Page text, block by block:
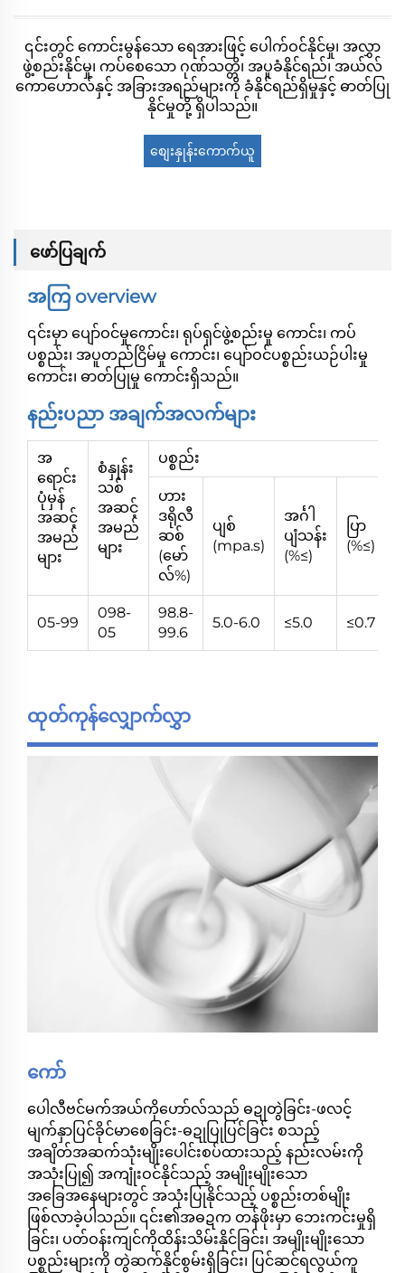
၎င်းတွင် ကောင်းမွန်သော ရေအားဖြင့် ပေါက်ဝင်နိုင်မှု၊ အလွှာ
ဖွဲ့စည်းနိုင်မှု၊ ကပ်စေသော ဂုဏ်သတ္တိ၊ အပူခံနိုင်ရည်၊ အယ်လ်
ကောဟောလ်နှင့် အခြားအရည်များကို ခံနိုင်ရည်ရှိမှုနှင့် ဓာတ်ပြု
နိုင်မှုတို့ ရှိပါသည်။
စျေးနှုန်းကောက်ယူ
ဖော်ပြချက်
အကြ overview
၎င်းမှာ ပျော်ဝင်မှုကောင်း၊ ရုပ်ရှင်ဖွဲ့စည်းမှု ကောင်း၊ ကပ်
ပစ္စည်း၊ အပူတည်ငြိမ်မှု ကောင်း၊ ပျော်ဝင်ပစ္စည်းယဉ်ပါးမှု
ကောင်း၊ ဓာတ်ပြုမှု ကောင်းရှိသည်။
နည်းပညာ အချက်အလက်များ
အ
ရောင်း
ပုံမှန်
အဆင့်
အမည်
များ
စံနှုန်း
သစ်
အဆင့်
အမည်
များ
ပစ္စည်း
ဟား
ဒရိုလီ
ဆစ်
(မော်
လ်%)
ပျစ်
(mpa.s)
အင်္ဂါ
ပျံသန်း
(%≤)
ပြာ
(%≤)
05-99
098-
05
98.8-
99.6
5.0-6.0 ≤5.0 ≤0.7
ထုတ်ကုန်လျှောက်လွှာ
ကော်
ပေါလီဗင်မက်အယ်ကိုဟော်လ်သည် ဓဍုတွဲခြင်း-ဖလင့်
မျက်နှာပြင်ခိုင်မာစေခြင်း-ဓဍုပြုပြင်ခြင်း စသည့်
အချိတ်အဆက်သုံးမျိုးပေါင်းစပ်ထားသည့် နည်းလမ်းကို
အသုံးပြု၍ အကျုံးဝင်နိုင်သည့် အမျိုးမျိုးသော
အခြေအနေများတွင် အသုံးပြုနိုင်သည့် ပစ္စည်းတစ်မျိုး
ဖြစ်လာခဲ့ပါသည်။ ၎င်း၏အဓဍက တန်ဖိုးမှာ ဘေးကင်းမှုရှိ
ခြင်း၊ ပတ်ဝန်းကျင်ကိုထိန်းသိမ်းနိုင်ခြင်း၊ အမျိုးမျိုးသော
ပစ္စည်းများကို တွဲဆက်နိုင်စွမ်းရှိခြင်း၊ ပြင်ဆင်ရလွယ်ကူ